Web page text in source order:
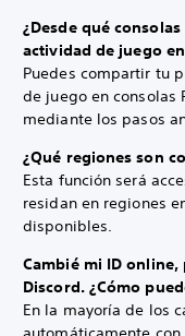
¿Desde qué
actividad de juego
Puedes compartir tu
de juego en consolas
mediante los pasos
¿Qué regiones son
Esta función será
residan en regiones
disponibles.
Cambié mi ID
Discord. ¿Cómo
En la mayoría de los